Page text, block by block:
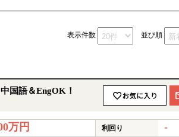
表示件数 並び順
国語＆EngOK！
万円 利回り -